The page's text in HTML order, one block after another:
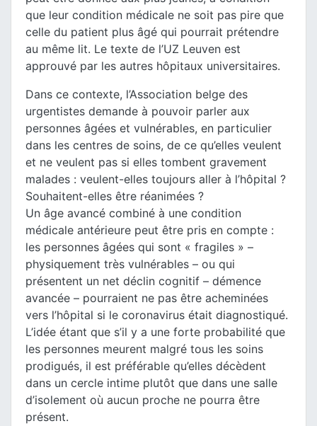
que leur condition médicale ne soit pas pire que
celle du patient plus âgé qui pourrait prétendre
au même lit. Le texte de l’UZ Leuven est
approuvé par les autres hôpitaux universitaires.
Dans ce contexte, l’Association belge des
urgentistes demande à pouvoir parler aux
personnes âgées et vulnérables, en particulier
dans les centres de soins, de ce qu’elles veulent
et ne veulent pas si elles tombent gravement
malades : veulent-elles toujours aller à l’hôpital ?
Souhaitent-elles être réanimées ?
Un âge avancé combiné à une condition
médicale antérieure peut être pris en compte :
les personnes âgées qui sont « fragiles » –
physiquement très vulnérables – ou qui
présentent un net déclin cognitif – démence
avancée – pourraient ne pas être acheminées
vers l’hôpital si le coronavirus était diagnostiqué.
L’idée étant que s’il y a une forte probabilité que
les personnes meurent malgré tous les soins
prodigués, il est préférable qu’elles décèdent
dans un cercle intime plutôt que dans une salle
d’isolement où aucun proche ne pourra être
présent.